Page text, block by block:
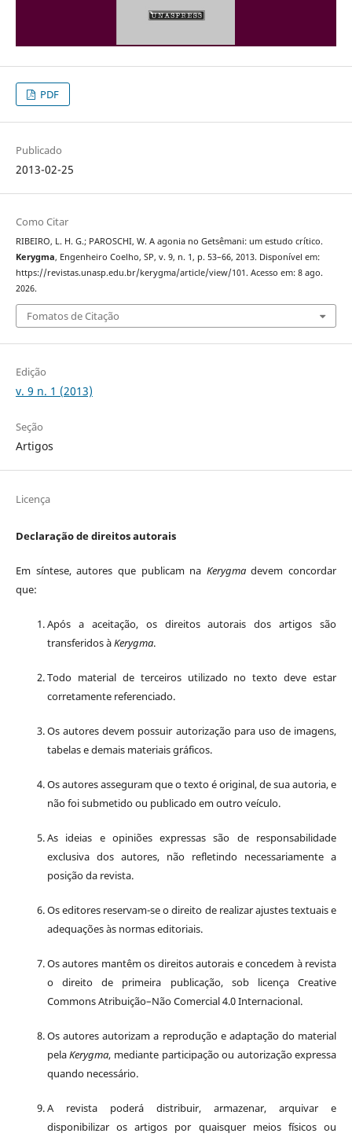
PDF
Publicado
2013-02-25
Como Citar
RIBEIRO, L. H. G.; PAROSCHI, W. A agonia no Getsêmani: um estudo crítico.
Kerygma, Engenheiro Coelho, SP, v. 9, n. 1, p. 53–66, 2013. Disponível em:
https://revistas.unasp.edu.br/kerygma/article/view/101. Acesso em: 8 ago.
2026.
Fomatos de Citação
Edição
v. 9 n. 1 (2013)
Seção
Artigos
Licença
Declaração de direitos autorais
Em síntese, autores que publicam na Kerygmadevem concordar
que:
Após a aceitação, os direitos autorais dos artigos são
transferidos àKerygma.
Todo material de terceiros utilizado no texto deve estar
corretamente referenciado.
Os autores devem possuir autorização para uso de imagens,
tabelas e demais materiais gráficos.
Os autores asseguram que o texto é original, de sua autoria, e
não foi submetido ou publicado em outro veículo.
As ideias e opiniões expressas são de responsabilidade
exclusiva dos autores, não refletindo necessariamente a
posição da revista.
Os editores reservam-se o direito de realizar ajustes textuais e
adequações às normas editoriais.
Os autores mantêm os direitos autorais e concedem à revista
o direito de primeira publicação, sob licença Creative
Commons Atribuição–Não Comercial 4.0 Internacional.
Os autores autorizam a reprodução e adaptação do material
pelaKerygma, mediante participação ou autorização expressa
quando necessário.
A revista poderá distribuir, armazenar, arquivar e
disponibilizar os artigos por quaisquer meios físicos ou